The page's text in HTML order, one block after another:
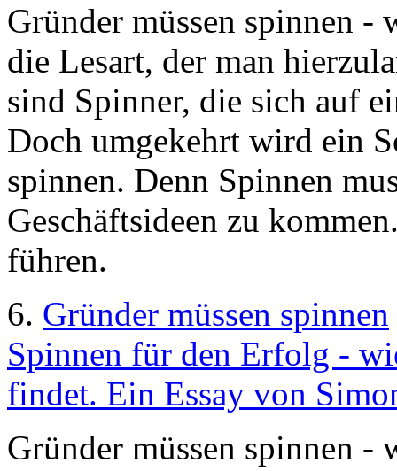
Gründer müssen spinnen -
die Lesart, der man
sind Spinner, die sich auf
Doch umgekehrt wird ein
spinnen. Denn Spinnen
Geschäftsideen zu
führen.
6. Gründer müssen spinnen
Spinnen für den Erfolg -
findet. Ein Essay von
Gründer müssen spinnen -